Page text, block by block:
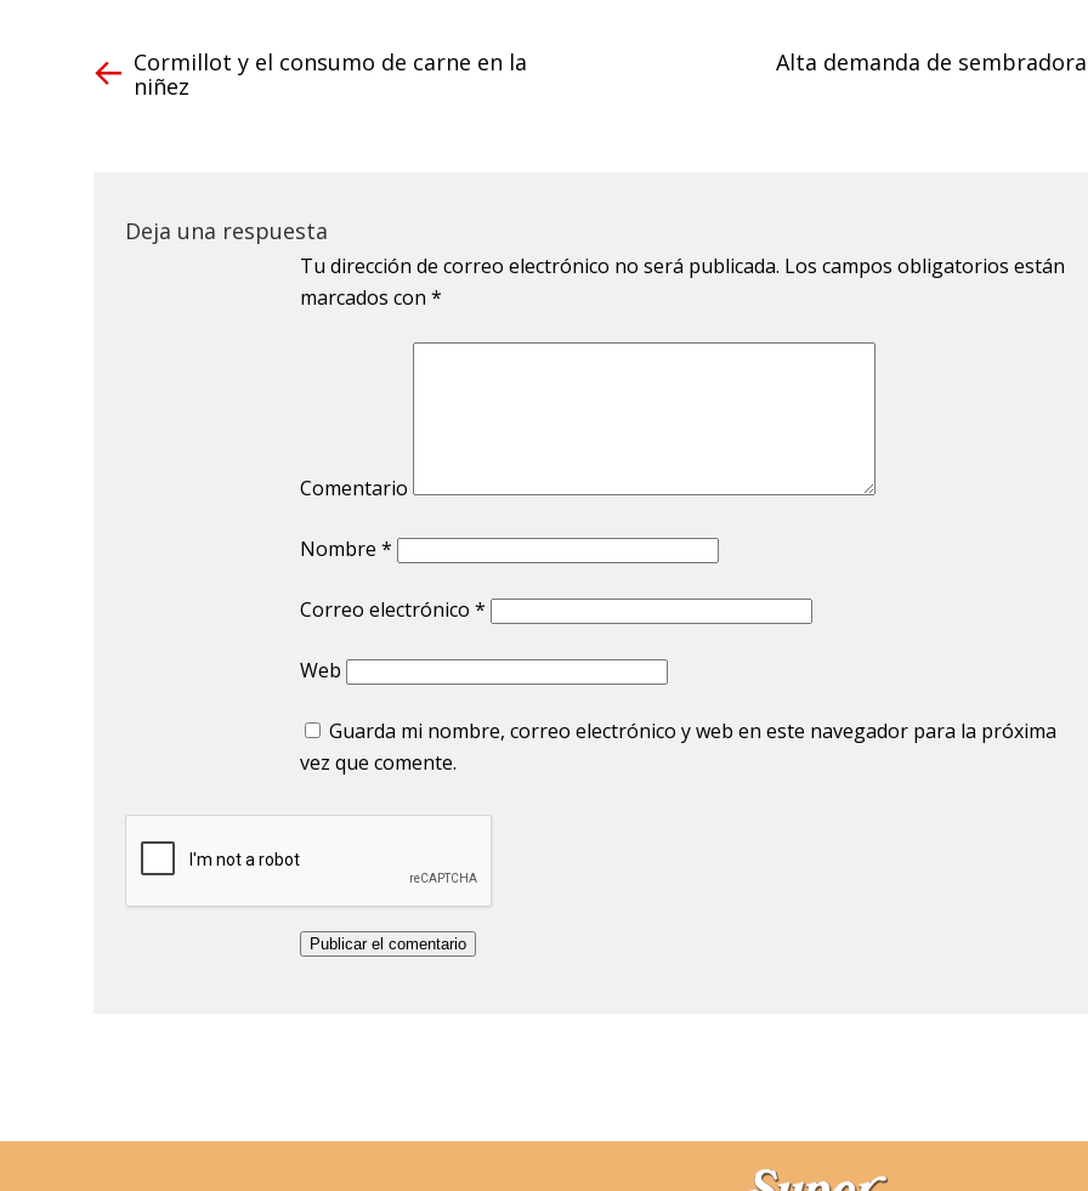
Cormillot y el consumo de carne en la
niñez
Alta demanda de
Deja una respuesta
Tu dirección de correo electrónico no será publicada. Los campos obligatorios están
marcados con *
Comentario
Nombre *
Correo electrónico *
Web
Guarda mi nombre, correo electrónico y web en este navegador para la próxima
vez que comente.